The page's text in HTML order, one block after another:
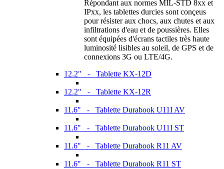
Répondant aux normes MIL-STD 8xx et
IPxx, les tablettes durcies sont conçeus
pour résister aux chocs, aux chutes et aux
infiltrations d'eau et de poussières. Elles
sont équipées d'écrans tactiles très haute
luminosité lisibles au soleil, de GPS et de
connexions 3G ou LTE/4G.
12.2" - Tablette KX-12D
12.2" - Tablette KX-12R
11.6" - Tablette Durabook U11I AV
11.6" - Tablette Durabook U11I ST
11.6" - Tablette Durabook R11 AV
11.6" - Tablette Durabook R11 ST